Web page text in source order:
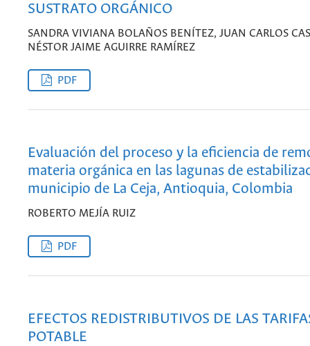
SUSTRATO ORGÁNICO
SANDRA VIVIANA BOLAÑOS BENÍTEZ, JUAN CARLOS
NÉSTOR JAIME AGUIRRE RAMÍREZ
PDF
Evaluación del proceso y la eficiencia de
materia orgánica en las lagunas de
municipio de La Ceja, Antioquia, Colombia
ROBERTO MEJÍA RUIZ
PDF
EFECTOS REDISTRIBUTIVOS DE LAS
POTABLE